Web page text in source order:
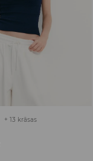
+ 13 krāsas